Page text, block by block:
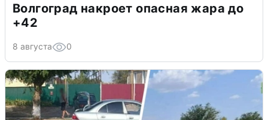
Волгоград накроет опасная жара до
+42
8 августа 0